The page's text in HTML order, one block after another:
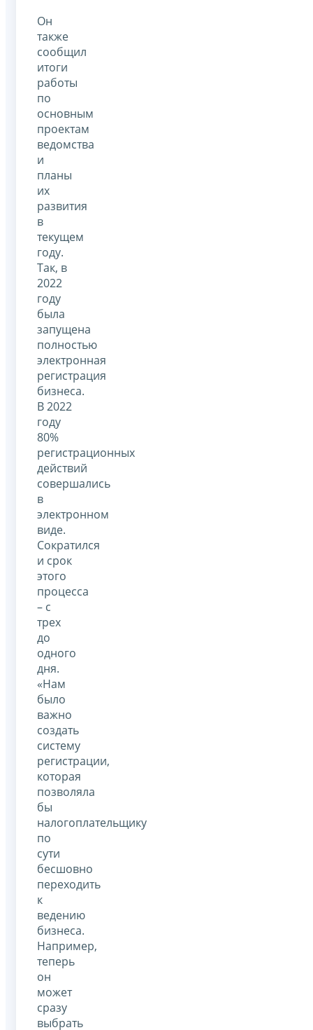
Он
также
сообщил
итоги
работы
по
основным
проектам
ведомства
и
планы
их
развития
в
текущем
году.
Так, в
2022
году
была
запущена
полностью
электронная
регистрация
бизнеса.
В 2022
году
80%
регистрационных
действий
совершались
в
электронном
виде.
Сократился
и срок
этого
процесса
– с
трех
до
одного
дня.
«Нам
было
важно
создать
систему
регистрации,
которая
позволяла
бы
налогоплательщику
по
сути
бесшовно
переходить
к
ведению
бизнеса.
Например,
теперь
он
может
сразу
выбрать